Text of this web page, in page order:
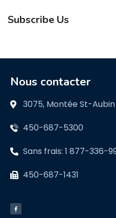
Subscribe Us
Nous contacter
3075, Montée St-
450-687-5300
Sans frais: 1 877-336-
450-687-1431